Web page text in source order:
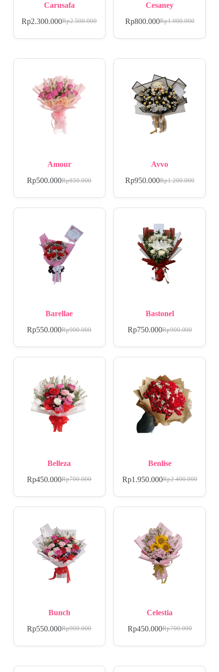
Carusafa
Rp2.500.000
Rp2.300.000
Cesaney
Rp1.000.000
Rp800.000
Amour
Rp850.000
Rp500.000
Avvo
Rp1.200.000
Rp950.000
Barellae
Rp900.000
Rp550.000
Bastonel
Rp900.000
Rp750.000
Belleza
Rp700.000
Rp450.000
Benlise
Rp2.400.000
Rp1.950.000
Bunch
Rp900.000
Rp550.000
Celestia
Rp700.000
Rp450.000